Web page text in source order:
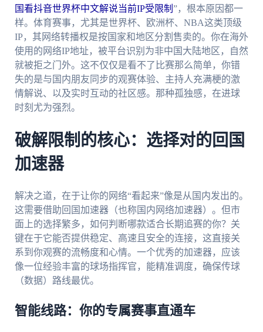
国看抖音世界杯中文解说当前IP受限制 ”，根本原因都一
样。体育赛事，尤其是世界杯、欧洲杯、NBA这类顶级
IP，其网络转播权是按国家和地区分割售卖的。你在海外
使用的网络IP地址，被平台识别为非中国大陆地区，自然
就被拒之门外。这不仅仅是看不了比赛那么简单，你错
失的是与国内朋友同步的观赛体验、主持人充满梗的激
情解说、以及实时互动的社区感。那种孤独感，在进球
时刻尤为强烈。
破解限制的核心：选择对的回国
加速器
解决之道，在于让你的网络“看起来”像是从国内发出的。
这需要借助回国加速器（也称国内网络加速器）。但市
面上的选择繁多，如何判断哪款适合长期追赛的你？关
键在于它能否提供稳定、高速且安全的连接，这直接关
系到你观赛的流畅度和心情。一个优秀的加速器，应该
像一位经验丰富的球场指挥官，能精准调度，确保传球
（数据）路线最优。
智能线路：你的专属赛事直通车